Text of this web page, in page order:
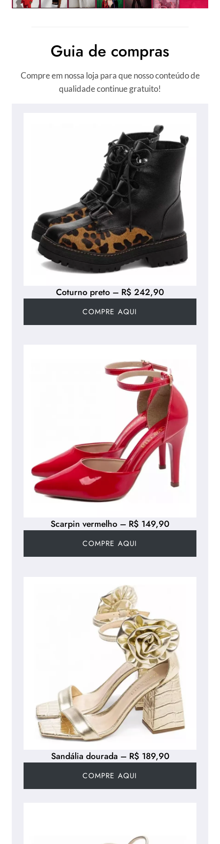
Guia de compras
Compre em nossa loja para que nosso conteúdo de
qualidade continue gratuito!
Sandália dourada – R$ 189,90
COMPRE AQUI
Coturno preto – R$ 242,90
COMPRE AQUI
Scarpin vermelho – R$ 149,90
COMPRE AQUI